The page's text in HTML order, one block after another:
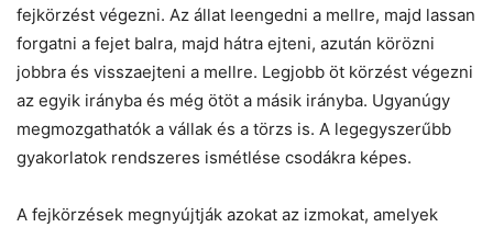
fejkörzést végezni. Az állat leengedni a mellre, majd lassan
forgatni a fejet balra, majd hátra ejteni, azután körözni
jobbra és visszaejteni a mellre. Legjobb öt körzést végezni
az egyik irányba és még ötöt a másik irányba. Ugyanúgy
megmozgathatók a vállak és a törzs is. A legegyszerűbb
gyakorlatok rendszeres ismétlése csodákra képes.
A fejkörzések megnyújtják azokat az izmokat, amelyek